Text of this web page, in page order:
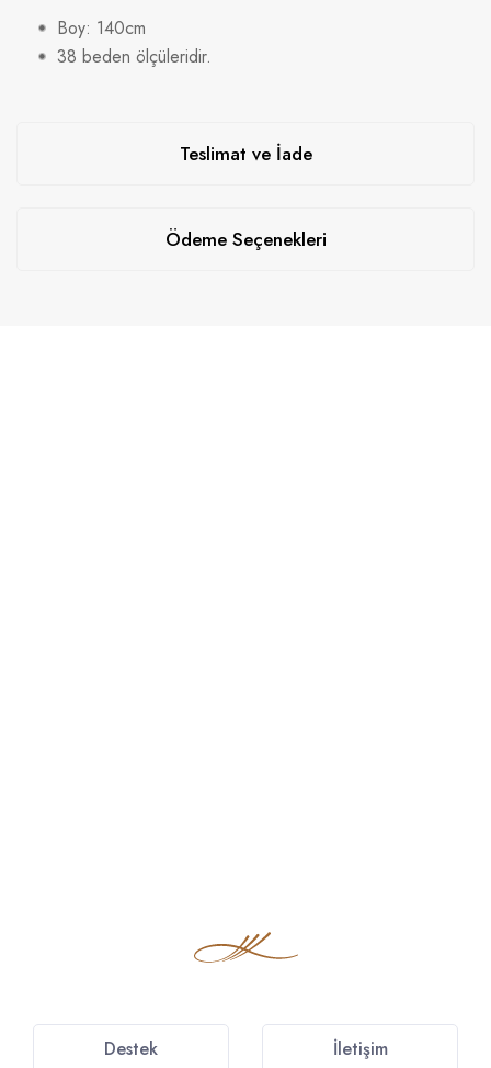
Boy: 140cm
38 beden ölçüleridir.
Teslimat ve İade
Ödeme Seçenekleri
Destek İletişim